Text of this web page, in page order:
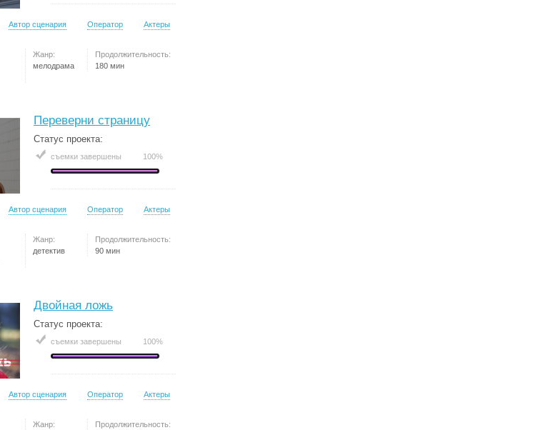
Автор сценария Оператор Актеры
Жанр:
мелодрама
Продолжительность:
180 мин
Переверни страницу
Статус проекта:
съемки завершены 100%
Автор сценария Оператор Актеры
Жанр:
детектив
Продолжительность:
90 мин
Двойная ложь
Статус проекта:
съемки завершены 100%
Автор сценария Оператор Актеры
Жанр:
Продолжительность: